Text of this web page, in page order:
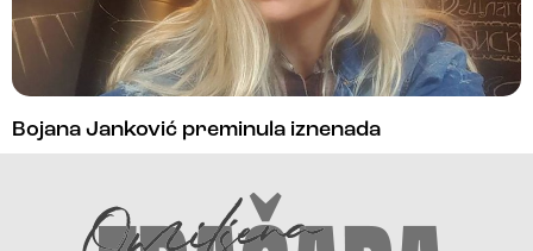
Bojana Janković preminula iznenada